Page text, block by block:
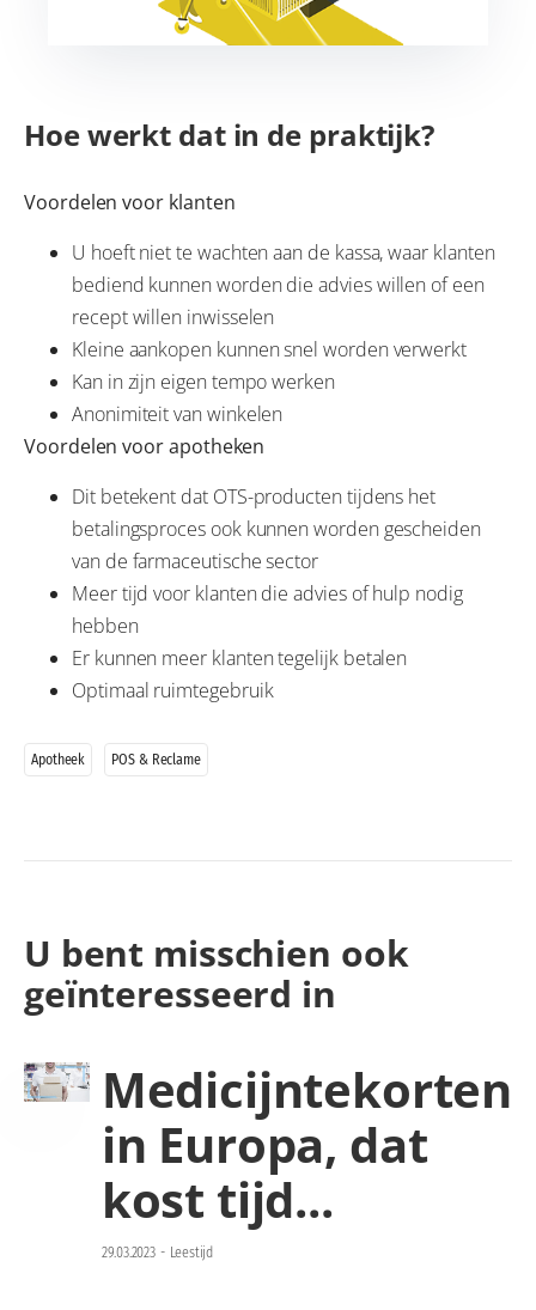
Hoe werkt dat in de praktijk?
Voordelen voor klanten
U hoeft niet te wachten aan de kassa, waar klanten
bediend kunnen worden die advies willen of een
recept willen inwisselen
Kleine aankopen kunnen snel worden verwerkt
Kan in zijn eigen tempo werken
Anonimiteit van winkelen
Voordelen voor apotheken
Dit betekent dat OTS-producten tijdens het
betalingsproces ook kunnen worden gescheiden
van de farmaceutische sector
Meer tijd voor klanten die advies of hulp nodig
hebben
Er kunnen meer klanten tegelijk betalen
Optimaal ruimtegebruik
Apotheek POS & Reclame
U bent misschien ook
geïnteresseerd in
Medicijntekorten
in Europa, dat
kost tijd...
29.03.2023 - Leestijd